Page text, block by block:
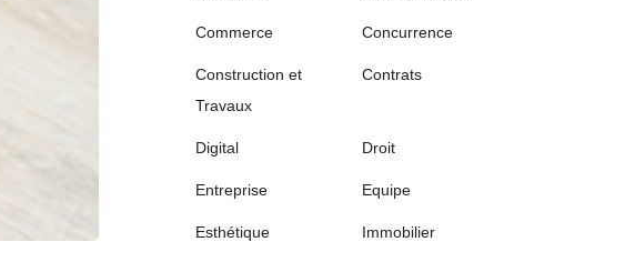
Commerce Concurrence
Construction et
Travaux
Contrats
Digital Droit
Entreprise Equipe
Esthétique Immobilier